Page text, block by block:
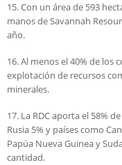
15. Con un área de 593
manos de Savannah
año.
16. Al menos el 40% de los
explotación de recursos
minerales.
17. La RDC aporta el 58%
Rusia 5% y países como
Papúa Nueva Guinea y
cantidad.